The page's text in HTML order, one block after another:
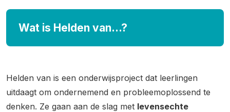
Wat is Helden van...?
Helden van is een onderwijsproject dat leerlingen
uitdaagt om ondernemend en probleemoplossend te
denken. Ze gaan aan de slag met levensechte